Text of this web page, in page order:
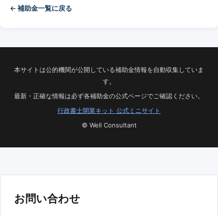
← 補助金一覧に戻る
本サイトは公的機関が公開している補助金情報を自動収集していま
す。
最新・正確な情報は必ず各補助金の公式ページでご確認ください。
行政書士開業キット 公式ミニサイト
© Well Consultant
お問い合わせ